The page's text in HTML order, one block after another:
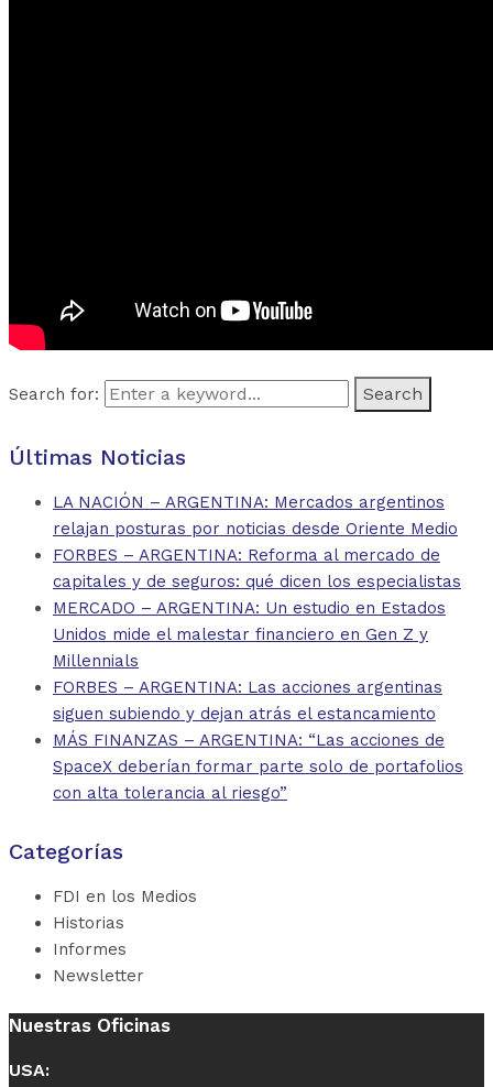
Search for:
Últimas Noticias
LA NACIÓN – ARGENTINA: Mercados argentinos
relajan posturas por noticias desde Oriente Medio
FORBES – ARGENTINA: Reforma al mercado de
capitales y de seguros: qué dicen los especialistas
MERCADO – ARGENTINA: Un estudio en Estados
Unidos mide el malestar financiero en Gen Z y
Millennials
FORBES – ARGENTINA: Las acciones argentinas
siguen subiendo y dejan atrás el estancamiento
MÁS FINANZAS – ARGENTINA: “Las acciones de
SpaceX deberían formar parte solo de portafolios
con alta tolerancia al riesgo”
Categorías
FDI en los Medios
Historias
Informes
Newsletter
Nuestras Oficinas
USA: